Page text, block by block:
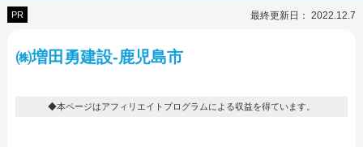
PR 最終更新日： 2022.12.7
㈱増田勇建設-鹿児島市
◆本ページはアフィリエイトプログラムによる収益を得ています。